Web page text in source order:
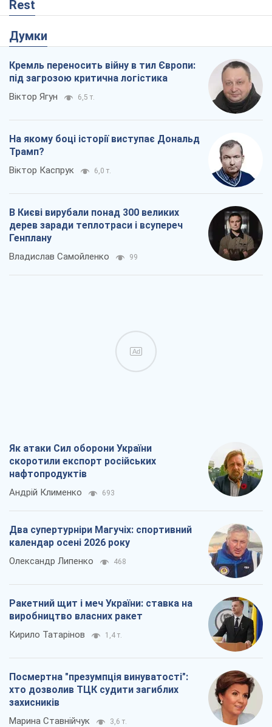
Rest
Думки
Кремль переносить війну в тил Європи:
під загрозою критична логістика
Віктор Ягун 6,5 т.
На якому боці історії виступає Дональд
Трамп?
Віктор Каспрук 6,0 т.
В Києві вирубали понад 300 великих
дерев заради теплотраси і всупереч
Генплану
Владислав Самойленко 99
Ad
Як атаки Сил оборони України
скоротили експорт російських
нафтопродуктів
Андрій Клименко 693
Два супертурніри Магучіх: спортивний
календар осені 2026 року
Олександр Липенко 468
Ракетний щит і меч України: ставка на
виробництво власних ракет
Кирило Татарінов 1,4 т.
Посмертна "презумпція винуватості":
хто дозволив ТЦК судити загиблих
захисників
Марина Ставнійчук 3,6 т.